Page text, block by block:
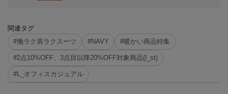
関連タグ
#働ラク肩ラクスーツ
#NAVY #暖かい商品特集
#2点10%OFF、3点目以降20%OFF対象商品(l_st)
#L_オフィスカジュアル